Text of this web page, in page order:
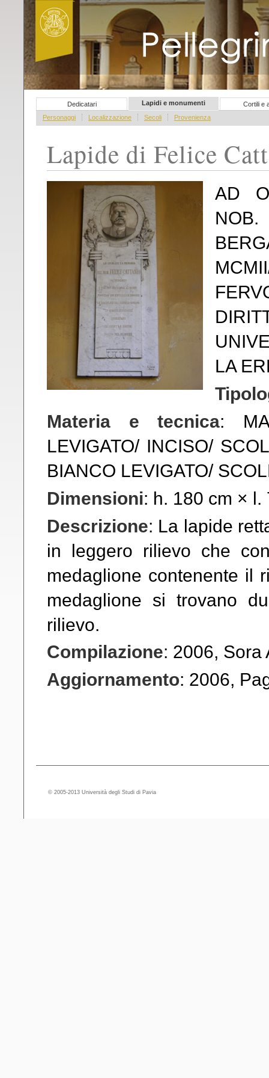
Pellegrini del sapere
Dedicatari Lapidi e monumenti
Personaggi Localizzazione Secoli Provenienza
Cortili e
Lapide di Felice
AD
LA
Materia e tecnica:
LEVIGATO/ INCISO/
BIANCO LEVIGATO/
Dimensioni: h. 180 cm × l.
Descrizione: La lapide
in leggero rilievo che
medaglione contenente il
medaglione si trovano
rilievo.
Compilazione: 2006, Sora
Aggiornamento: 2006,
© 2005-2013 Università degli Studi di Pavia